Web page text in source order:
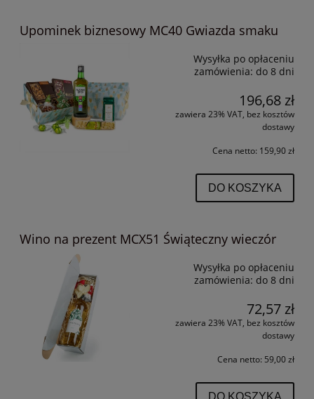
Upominek biznesowy MC40 Gwiazda smaku
Wysyłka po opłaceniu
zamówienia: do 8 dni
196,68 zł
zawiera 23% VAT, bez kosztów
dostawy
Cena netto: 159,90 zł
DO KOSZYKA
Wino na prezent MCX51 Świąteczny wieczór
Wysyłka po opłaceniu
zamówienia: do 8 dni
72,57 zł
zawiera 23% VAT, bez kosztów
dostawy
Cena netto: 59,00 zł
DO KOSZYKA